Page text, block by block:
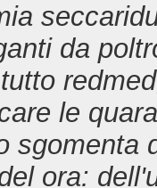
da
le
sgomenta
ora: